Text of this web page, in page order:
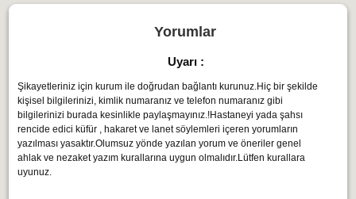
Yorumlar
Uyarı :
Şikayetleriniz için kurum ile doğrudan bağlantı kurunuz.Hiç bir şekilde
kişisel bilgilerinizi, kimlik numaranız ve telefon numaranız gibi
bilgilerinizi burada kesinlikle paylaşmayınız.!Hastaneyi yada şahsı
rencide edici küfür , hakaret ve lanet söylemleri içeren yorumların
yazılması yasaktır.Olumsuz yönde yazılan yorum ve öneriler genel
ahlak ve nezaket yazım kurallarına uygun olmalıdır.Lütfen kurallara
uyunuz.